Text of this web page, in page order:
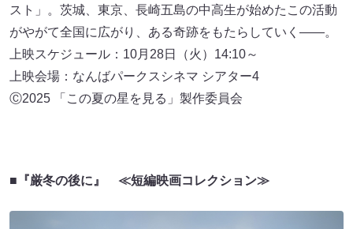
スト」。茨城、東京、長崎五島の中高生が始めたこの活動
がやがて全国に広がり、ある奇跡をもたらしていく――。
上映スケジュール：10月28日（火）14:10～
上映会場：なんばパークスシネマ シアター4
Ⓒ2025 「この夏の星を見る」製作委員会
■『厳冬の後に』 ≪短編映画コレクション≫